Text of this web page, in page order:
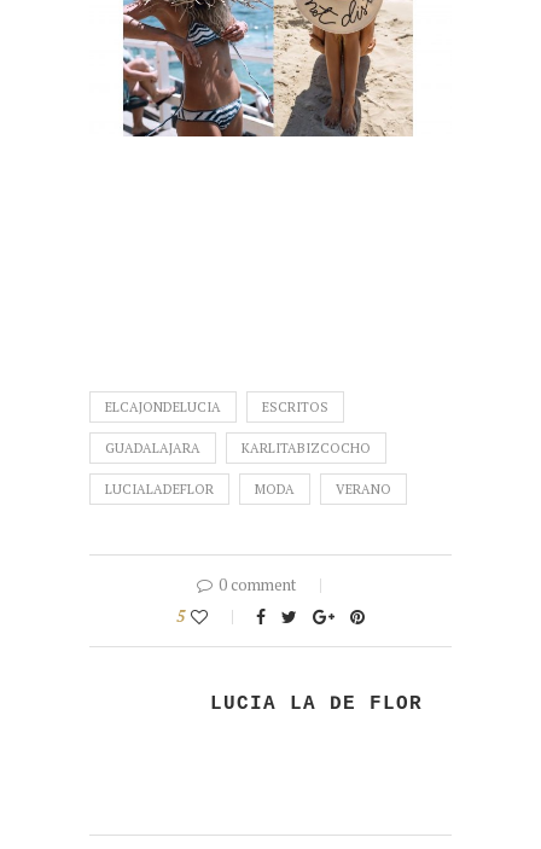
ELCAJONDELUCIA ESCRITOS
GUADALAJARA KARLITABIZCOCHO
LUCIALADEFLOR MODA VERANO
0 comment
5
LUCIA LA DE FLOR